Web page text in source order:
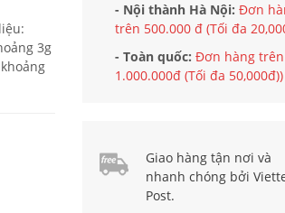
3g
- Nội thành Hà Nội: Đơn
trên 500.000 đ (Tối đa
- Toàn quốc: Đơn hàng trên
1.000.000đ (Tối đa 50,000đ))
Giao hàng tận nơi và
nhanh chóng bởi
Post.